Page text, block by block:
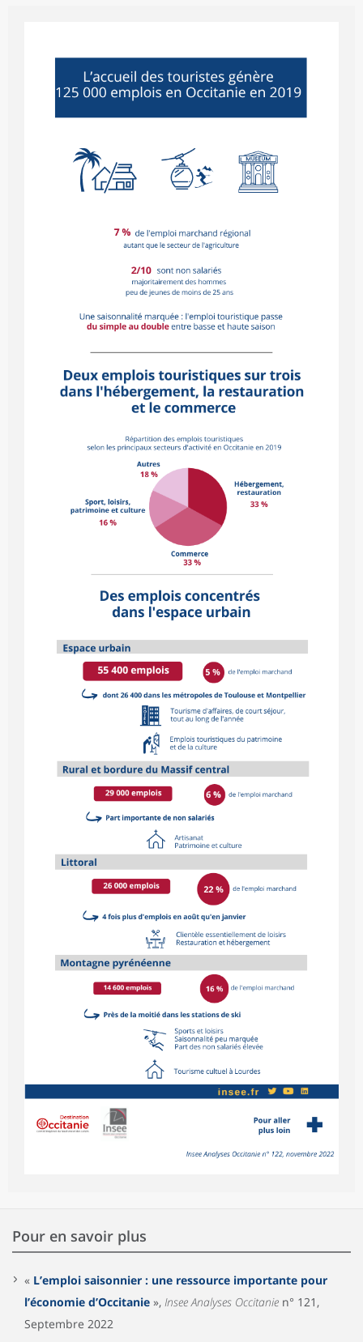
Pour en savoir plus
« L’emploi saisonnier : une ressource importante pour
l’économie d’Occitanie », Insee Analyses Occitanie n° 121,
Septembre 2022